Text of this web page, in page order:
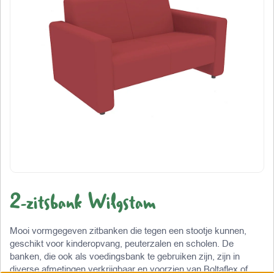
2-zitsbank Wilgstam
Mooi vormgegeven zitbanken die tegen een stootje kunnen,
geschikt voor kinderopvang, peuterzalen en scholen. De
banken, die ook als voedingsbank te gebruiken zijn, zijn in
diverse afmetingen verkrijgbaar en voorzien van Boltaflex of